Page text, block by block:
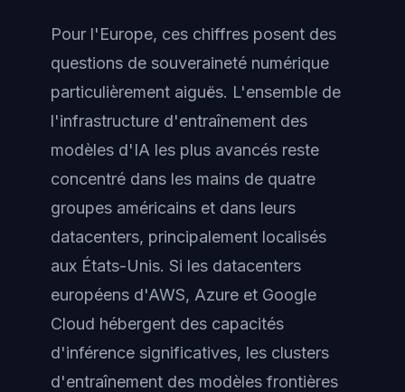
Pour l'Europe, ces chiffres posent des
questions de souveraineté numérique
particulièrement aiguës. L'ensemble de
l'infrastructure d'entraînement des
modèles d'IA les plus avancés reste
concentré dans les mains de quatre
groupes américains et dans leurs
datacenters, principalement localisés
aux États-Unis. Si les datacenters
européens d'AWS, Azure et Google
Cloud hébergent des capacités
d'inférence significatives, les clusters
d'entraînement des modèles frontières